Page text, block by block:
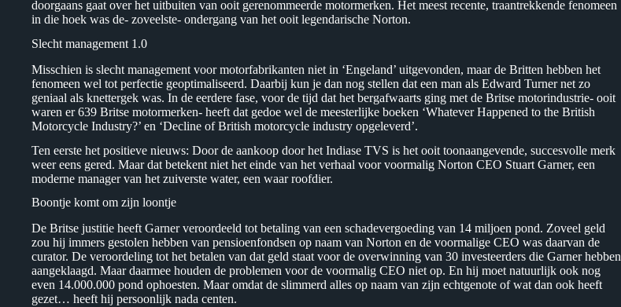
doorgaans gaat over het uitbuiten van ooit gerenommeerde motormerken. Het meest recente, traantrekkende fenomeen
in die hoek was de- zoveelste- ondergang van het ooit legendarische Norton.
Slecht management 1.0
Misschien is slecht management voor motorfabrikanten niet in ‘Engeland’ uitgevonden, maar de Britten hebben het
fenomeen wel tot perfectie geoptimaliseerd. Daarbij kun je dan nog stellen dat een man als Edward Turner net zo
geniaal als knettergek was. In de eerdere fase, voor de tijd dat het bergafwaarts ging met de Britse motorindustrie- ooit
waren er 639 Britse motormerken- heeft dat gedoe wel de meesterlijke boeken ‘Whatever Happened to the British
Motorcycle Industry?’ en ‘Decline of British motorcycle industry opgeleverd’.
Ten eerste het positieve nieuws: Door de aankoop door het Indiase TVS is het ooit toonaangevende, succesvolle merk
weer eens gered. Maar dat betekent niet het einde van het verhaal voor voormalig Norton CEO Stuart Garner, een
moderne manager van het zuiverste water, een waar roofdier.
Boontje komt om zijn loontje
De Britse justitie heeft Garner veroordeeld tot betaling van een schadevergoeding van 14 miljoen pond. Zoveel geld
zou hij immers gestolen hebben van pensioenfondsen op naam van Norton en de voormalige CEO was daarvan de
curator. De veroordeling tot het betalen van dat geld staat voor de overwinning van 30 investeerders die Garner hebben
aangeklaagd. Maar daarmee houden de problemen voor de voormalig CEO niet op. En hij moet natuurlijk ook nog
even 14.000.000 pond ophoesten. Maar omdat de slimmerd alles op naam van zijn echtgenote of wat dan ook heeft
gezet… heeft hij persoonlijk nada centen.